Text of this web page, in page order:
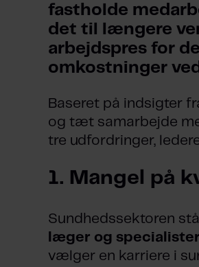
fastholde
det til længere
arbejdspres for
omkostninger
Baseret på indsigter
og tæt samarbejde
tre udfordringer,
1. Mangel på
Sundhedssektoren
læger og
vælger en karriere i